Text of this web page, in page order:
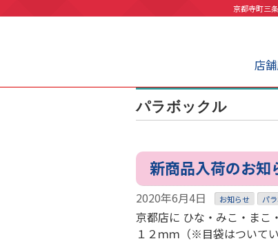
京都寺町三
店
パラボックル
新商品入荷のお知
2020年6月4日 お知らせ パ
京都店に ひな・みこ・ま
１２ｍｍ（※目袋はついて